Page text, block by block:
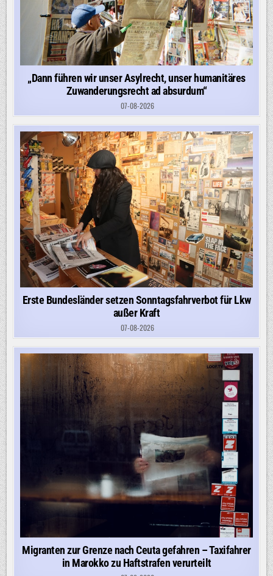
„Dann führen wir unser Asylrecht, unser humanitäres
Zuwanderungsrecht ad absurdum“
07-08-2026
Erste Bundesländer setzen Sonntagsfahrverbot für Lkw
außer Kraft
07-08-2026
Migranten zur Grenze nach Ceuta gefahren – Taxifahrer
in Marokko zu Haftstrafen verurteilt